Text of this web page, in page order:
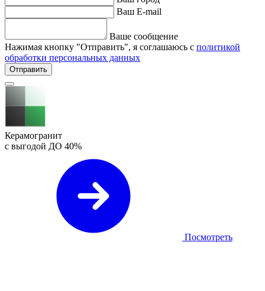
Ваш E-mail
Ваше сообщение
Нажимая кнопку "Отправить", я соглашаюсь с политикой
обработки персональных данных
Отправить
Керамогранит
с выгодой ДО 40%
Посмотреть